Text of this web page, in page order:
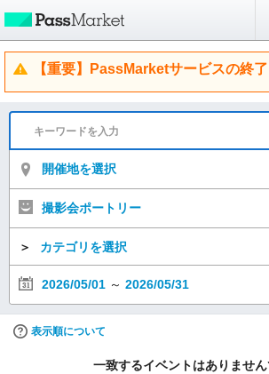
【重要】PassMarketサービスの終
開催地を選択
撮影会ポートリー
＞ カテゴリを選択
2026/05/01 ～ 2026/05/31
表示順について
一致するイベントはありませ